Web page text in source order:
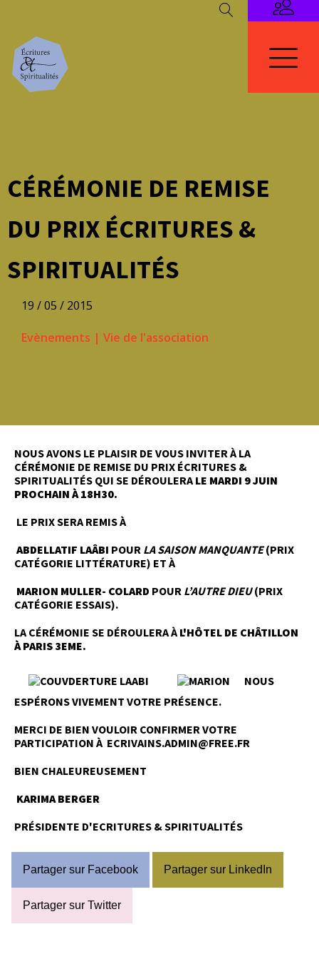
CÉRÉMONIE DE REMISE
DU PRIX ÉCRITURES &
SPIRITUALITÉS
19 / 05 / 2015
Evènements | Vie de l'association
NOUS AVONS LE PLAISIR DE VOUS INVITER À LA
CÉRÉMONIE DE REMISE DU PRIX ÉCRITURES &
SPIRITUALITÉS QUI SE DÉROULERALE MARDI 9 JUIN
PROCHAIN À 18H30.
LE PRIX SERA REMIS À
ABDELLATIF LAÂBI POUR LA SAISON MANQUANTE(PRIX
CATÉGORIE LITTÉRATURE) ET À
MARION MULLER- COLARD POUR L’AUTRE DIEU(PRIX
CATÉGORIE ESSAIS).
LA CÉRÉMONIE SE DÉROULERA ÀL'HÔTEL DE CHÂTILLON
À PARIS 3EME.
NOUS
ESPÉRONS VIVEMENT VOTRE PRÉSENCE.
MERCI DE BIEN VOULOIR CONFIRMER VOTRE
PARTICIPATION À ECRIVAINS.ADMIN@FREE.FR
BIEN CHALEUREUSEMENT
KARIMA BERGER
PRÉSIDENTE D'ECRITURES & SPIRITUALITÉS
Partager sur Facebook Partager sur LinkedIn
Partager sur Twitter